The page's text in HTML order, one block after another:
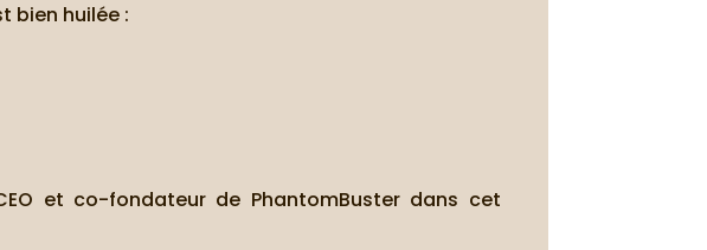
bien huilée :
et co-fondateur de PhantomBuster dans cet